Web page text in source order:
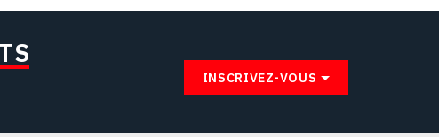
INSCRIVEZ-VOUS